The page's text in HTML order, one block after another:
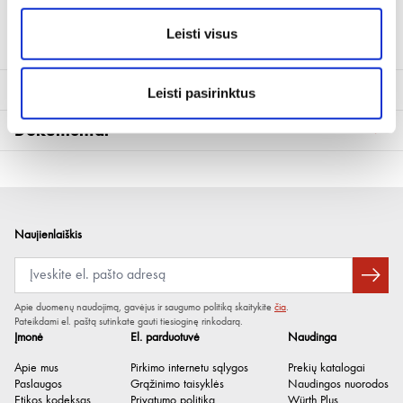
Leisti visus
Leisti pasirinktus
Trumpalaikis iki +170°C
Techninė informacija
Cheminė bazė
Riebalų ir priedų sintezė
Spalva
Kvapas / aromatas
Tankis 0.78 g/cm³
Mažiausia temperatūra -25 °C
Mažiausia veikliojo komponento
0 °C
Dokumentai
Įmonė
Apie mus
Paslaugos
Etikos kodeksas
El. parduotuvė
Pirkimo internetu sąlygos
Grąžinimo taisyklės
Privatumo politika
Naudinga
Prekių katalogai
Naudingos nuorodos
Würth Plus
Naujienlaiškis
Apie duomenų naudojimą, gavėjus ir saugumo politiką skaitykite čia.
Pateikdami el. paštą sutinkate gauti tiesioginę rinkodarą.